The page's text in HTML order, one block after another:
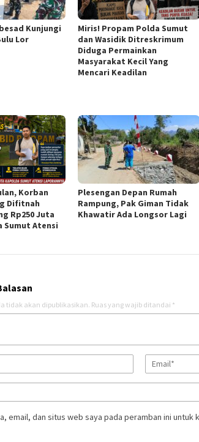
Kunjungi
Lor
Miris! Propam Polda Sumut
dan Wasidik Ditreskrimum
Diduga Permainkan
Masyarakat Kecil Yang
Mencari Keadilan
Korban
Difitnah
Rp250 Juta
Sumut Atensi
Plesengan Depan Rumah
Rampung, Pak Giman Tidak
Khawatir Ada Longsor Lagi
tidak akan dipublikasikan. Ruas yang wajib ditandai *
email, dan situs web saya pada peramban ini untuk